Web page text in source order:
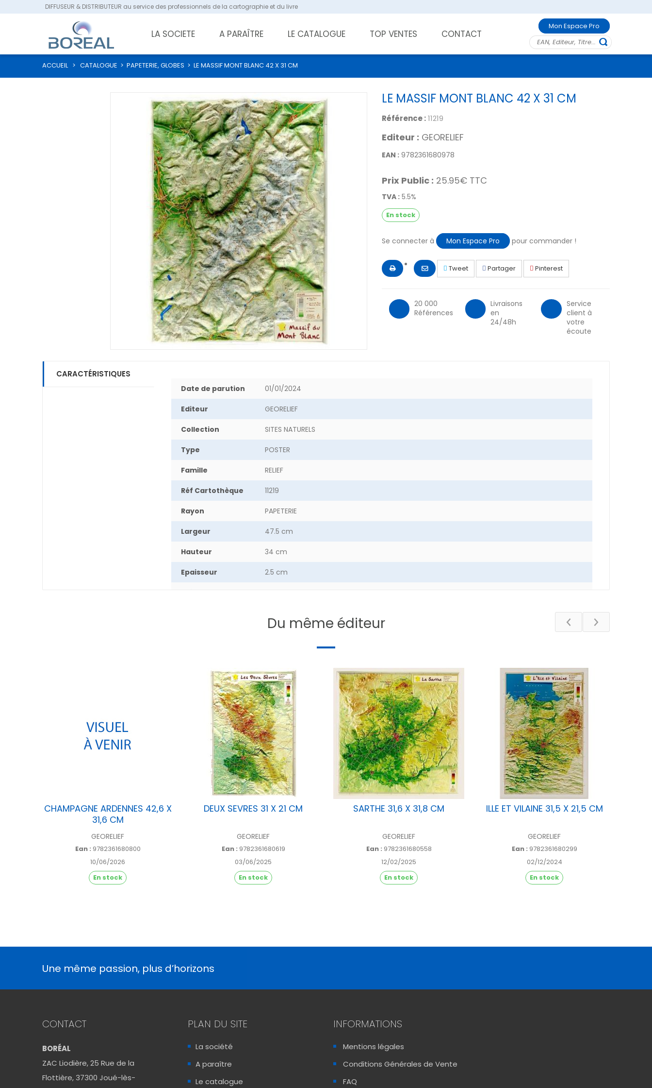
DIFFUSEUR & DISTRIBUTEUR au service des professionnels de la cartographie et du livre
LA SOCIETE A PARAÎTRE LE CATALOGUE TOP VENTES CONTACT
Mon Espace Pro
ACCUEIL > CATALOGUE > PAPETERIE, GLOBES > LE MASSIF MONT BLANC 42 X 31 CM
LE MASSIF MONT BLANC 42 X 31 CM
Référence :11219
Editeur : GEORELIEF
EAN : 9782361680978
Prix Public : 25.95€ TTC
TVA : 5.5%
En stock
Se connecter à Mon Espace Pro pour commander !
Tweet Partager Pinterest
20 000
Références
Livraisons
en
24/48h
Service
client à
votre
écoute
CARACTÉRISTIQUES
Date de parution 01/01/2024
Editeur GEORELIEF
Collection SITES NATURELS
Type POSTER
Famille RELIEF
Réf Cartothèque 11219
Rayon PAPETERIE
Largeur 47.5 cm
Hauteur 34 cm
Epaisseur 2.5 cm
Du même éditeur
CHAMPAGNE ARDENNES 42,6 X
31,6 CM
GEORELIEF
Ean : 9782361680800
10/06/2026
En stock
DEUX SEVRES 31 X 21 CM
GEORELIEF
Ean : 9782361680619
03/06/2025
En stock
SARTHE 31,6 X 31,8 CM
GEORELIEF
Ean : 9782361680558
12/02/2025
En stock
ILLE ET VILAINE 31,5 X 21,5 CM
GEORELIEF
Ean : 9782361680299
02/12/2024
En stock
Une même passion, plus d’horizons
CONTACT
BORÉAL
ZAC Liodière, 25 Rue de la
Flottière, 37300 Joué-lès-
PLAN DU SITE
La société
A paraître
Le catalogue
INFORMATIONS
Mentions légales
Conditions Générales de Vente
FAQ